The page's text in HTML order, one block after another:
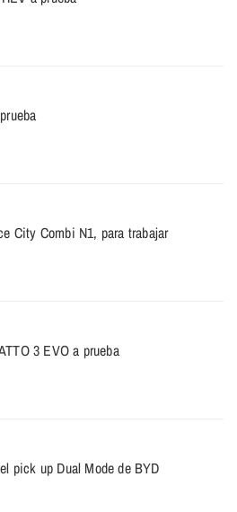
City Combi N1, para trabajar
3 EVO a prueba
pick up Dual Mode de BYD